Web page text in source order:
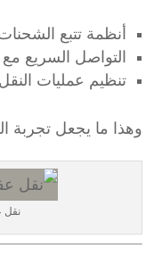
أنظمة تتبع
التواصل السريع مع
تنظيم عمليات
وهذا ما يجعل تجربة
نقل